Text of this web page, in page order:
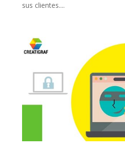
sus clientes....